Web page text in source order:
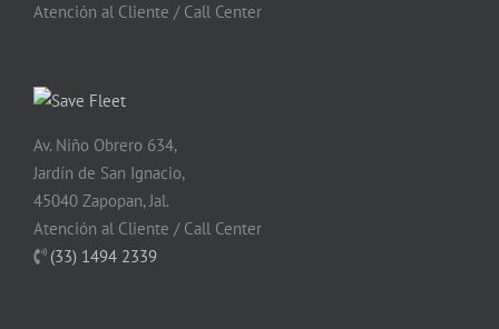
Atención al Cliente / Call Center
Av. Niño Obrero 634,
Jardín de San Ignacio,
45040 Zapopan, Jal.
Atención al Cliente / Call Center
(33) 1494 2339